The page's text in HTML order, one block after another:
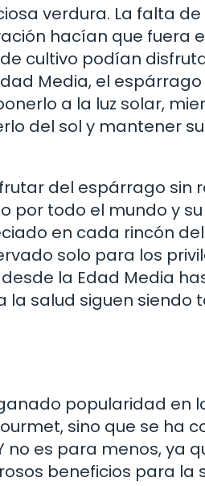
verdura. La falta
hacían que fuera
cultivo podían
Media, el
a la luz solar,
del sol y mantener
del espárrago sin
por todo el mundo y
en cada rincón
solo para los
la Edad Media
la salud siguen siendo
popularidad en
sino que se ha
es para menos, ya
beneficios para la